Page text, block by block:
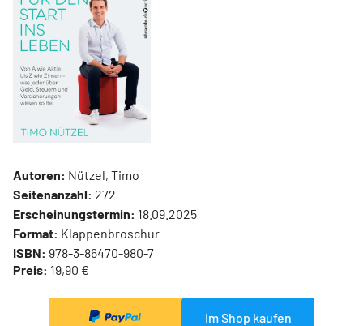
Autoren: Nützel, Timo
Seitenanzahl: 272
Erscheinungstermin: 18.09.2025
Format: Klappenbroschur
ISBN: 978-3-86470-980-7
Preis: 19,90 €
Im Shop kaufen